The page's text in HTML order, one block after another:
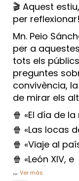
🎬 Aquest
per reflexionar!
Mn. Peio
per a
tots els
preguntes
convivència,
de mirar els
🍿 «El día de
🍿 «Las locas
🍿 «Viaje al
🍿 «León XIV, e
... Ver más